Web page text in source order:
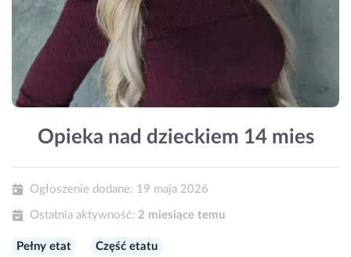
Opieka nad dzieckiem 14 mies
Ogłoszenie dodane: 19 maja 2026
Ostatnia aktywność: 2 miesiące temu
Pełny etat Część etatu